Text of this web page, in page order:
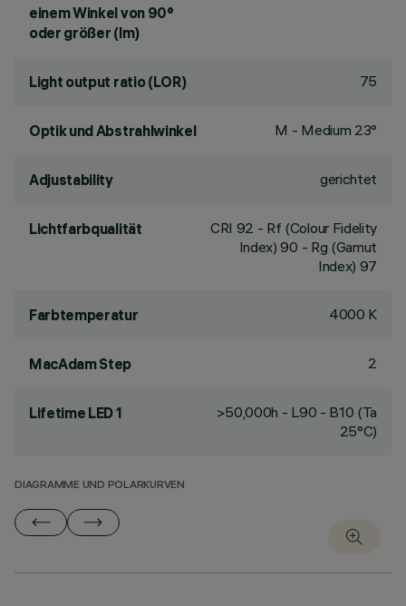
einem Winkel von 90°
oder größer (lm)
Light output ratio (LOR) 75
Optik und Abstrahlwinkel M - Medium 23°
Adjustability gerichtet
Lichtfarbqualität CRI 92 - Rf (Colour Fidelity
Index) 90 - Rg (Gamut
Index) 97
Farbtemperatur 4000 K
MacAdam Step 2
Lifetime LED 1
>50,000h - L90 - B10 (Ta
25°C)
DIAGRAMME UND POLARKURVEN